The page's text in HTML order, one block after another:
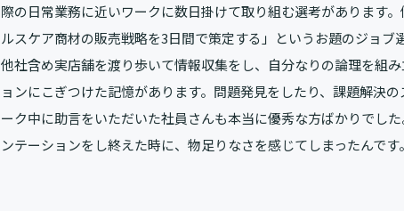
際の日常業務に近いワークに数日掛けて取り組む選考があります
ルスケア商材の販売戦略を3日間で策定する」というお題のジョ
他社含め実店舗を渡り歩いて情報収集をし、自分なりの論理を組
ョンにこぎつけた記憶があります。問題発見をしたり、課題解決
ーク中に助言をいただいた社員さんも本当に優秀な方ばかりでし
ンテーションをし終えた時に、物足りなさを感じてしまったんです。